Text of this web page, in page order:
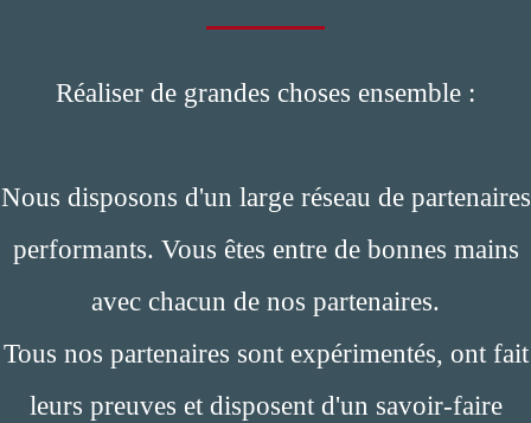
Réaliser de grandes choses ensemble :
Nous disposons d'un large réseau de partenaires
performants. Vous êtes entre de bonnes mains
avec chacun de nos partenaires.
Tous nos partenaires sont expérimentés, ont fait
leurs preuves et disposent d'un savoir-faire